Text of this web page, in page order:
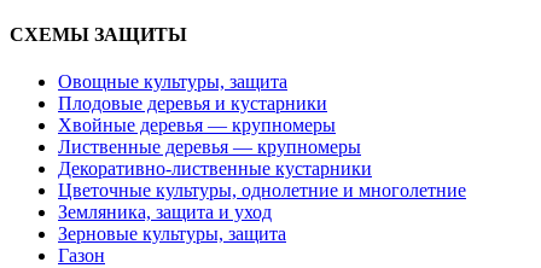
СХЕМЫ ЗАЩИТЫ
Овощные культуры, защита
Плодовые деревья и кустарники
Хвойные деревья — крупномеры
Лиственные деревья — крупномеры
Декоративно-лиственные кустарники
Цветочные культуры, однолетние и многолетние
Земляника, защита и уход
Зерновые культуры, защита
Газон